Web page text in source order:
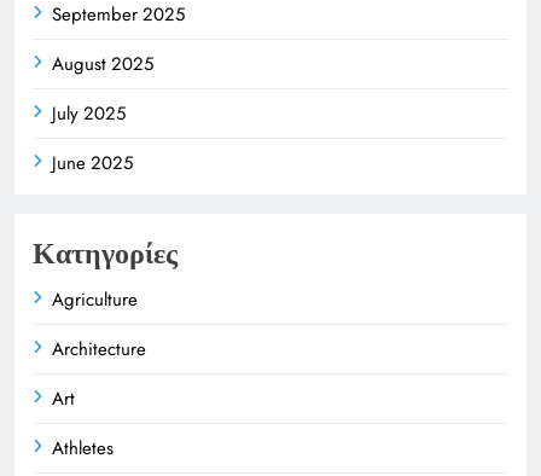
September 2025
August 2025
July 2025
June 2025
Κατηγορίες
Agriculture
Architecture
Art
Athletes